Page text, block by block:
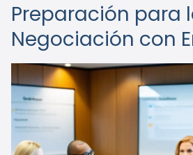
Preparación para
Negociación con